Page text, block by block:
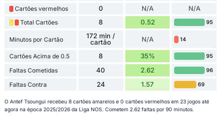
Cartões vermelhos 0 N/A N/A
Total Cartões 8 0.52 95
Minutos por Cartão
172 min /
cartão
N/A 14
Cartões Acima de 0.5 8 35% 95
Faltas Cometidas 40 2.62 96
Faltas Contra 24 1.57 69
O Antef Tsoungui recebeu 8 cartões amarelos e 0 cartões vermelhos em 23 jogos até
agora na época 2025/2026 da Liga NOS. Cometem 2.62 faltas por 90 minutos.